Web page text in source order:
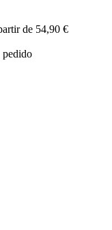
de 54,90 €
pedido